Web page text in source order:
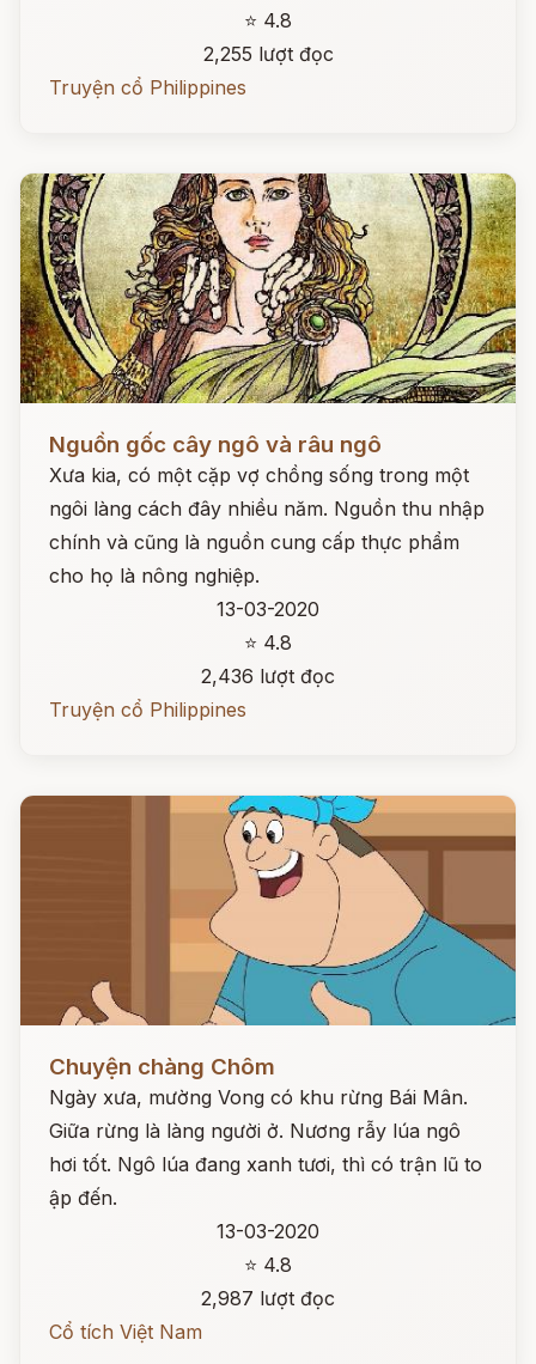
⭐ 4.8
2,255 lượt đọc
Truyện cổ Philippines
Đọc ngay
Nguồn gốc cây ngô và râu ngô
Xưa kia, có một cặp vợ chồng sống trong một
ngôi làng cách đây nhiều năm. Nguồn thu nhập
chính và cũng là nguồn cung cấp thực phẩm
cho họ là nông nghiệp.
13-03-2020
⭐ 4.8
2,436 lượt đọc
Truyện cổ Philippines
Chuyện chàng Chôm
Ngày xưa, mường Vong có khu rừng Bái Mân.
Giữa rừng là làng người ở. Nương rẫy lúa ngô
hơi tốt. Ngô lúa đang xanh tươi, thì có trận lũ to
ập đến.
13-03-2020
⭐ 4.8
2,987 lượt đọc
Cổ tích Việt Nam